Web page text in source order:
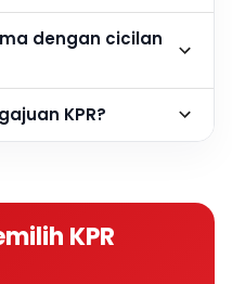
dengan cicilan
KPR?
KPR